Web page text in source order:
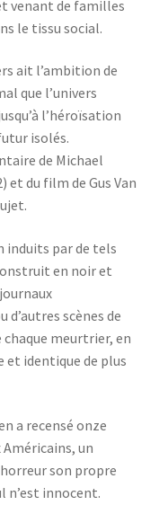
venant de familles
le tissu social.
ait l’ambition de
que l’univers
l’héroïsation
isolés.
de Michael
du film de Gus Van
induits par de tels
en noir et
scènes de
chaque meurtrier, en
et identique de plus
a recensé onze
un
son propre
n’est innocent.